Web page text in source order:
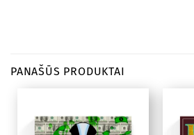
PANAŠŪS PRODUKTAI